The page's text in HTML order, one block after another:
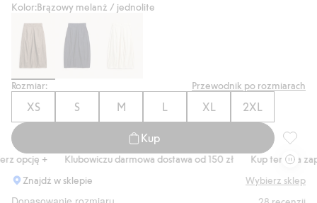
Kolor:Brązowy melanż / jednolite
Rozmiar: Przewodnik po rozmiarach
XS S M L XL 2XL
Kup
opcję + Klubowiczu darmowa dostawa od 150 zł
Kup teraz, a
Znajdź w sklepie
Wybierz sklep